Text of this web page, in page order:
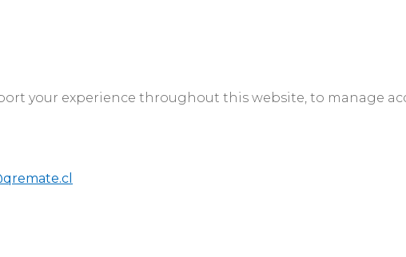
your experience throughout this website, to manage